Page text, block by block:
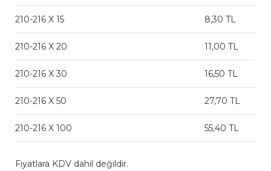
210-216 X 15 8,30 TL
210-216 X 20 11,00 TL
210-216 X 30 16,50 TL
210-216 X 50 27,70 TL
210-216 X 100 55,40 TL
Fiyatlara KDV dahil değildir.